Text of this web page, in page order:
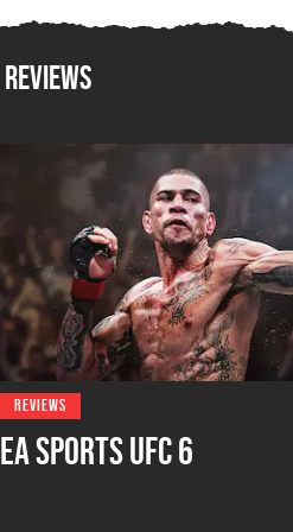
Reviews
REVIEWS
EA Sports UFC 6